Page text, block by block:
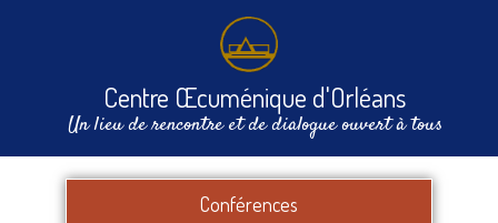
Centre Œcuménique d'Orléans
Un lieu de rencontre et de dialogue ouvert à tous
Conférences